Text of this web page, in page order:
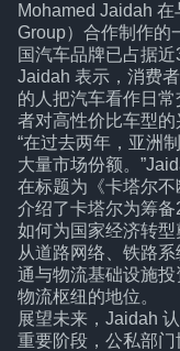
Mohamed Jaidah
Group）合作制作的
国汽车品牌已占据近
Jaidah 表示，消费
的人把汽车看作日
者对高性价比车型的
“在过去两年，亚洲
大量市场份额。
在标题为《卡塔尔
介绍了卡塔尔为筹备
如何为国家经济转型
从道路网络、铁路
通与物流基础设施
物流枢纽的地位。
展望未来，Jaidah
重要阶段，公私部门